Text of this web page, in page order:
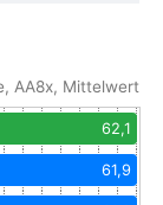
AA8x, Mittelwert
62,1
61,9